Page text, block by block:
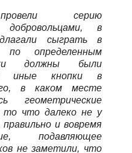
серию
в
сыграть в
по определенным
должны были
иные кнопки в
в каком месте
геометрические
что далеко не у
и вовремя
подавляющее
не заметили, что